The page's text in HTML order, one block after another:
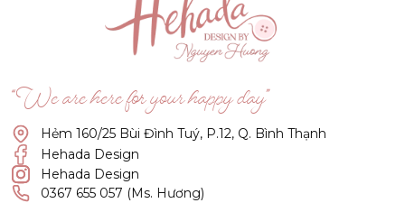
“We are here for your happy day”
Hẻm 160/25 Bùi Đình Tuý, P.12, Q. Bình Thạnh
Hehada Design
Hehada Design
0367 655 057 (Ms. Hương)